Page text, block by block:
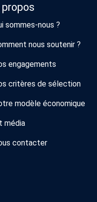
propos
sommes-nous ?
nous soutenir ?
engagements
critères de sélection
modèle économique
média
contacter